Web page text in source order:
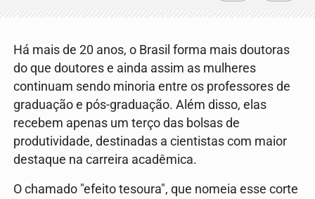
Há mais de 20 anos, o Brasil forma mais doutoras
do que doutores e ainda assim as mulheres
continuam sendo minoria entre os professores de
graduação e pós-graduação. Além disso, elas
recebem apenas um terço das bolsas de
produtividade, destinadas a cientistas com maior
destaque na carreira acadêmica.
O chamado "efeito tesoura", que nomeia esse corte